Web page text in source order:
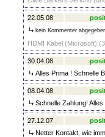
22.05.08
kein Kommenter
HDMI Kabel (Microsoft)
30.04.08
Alles Prima ! Schnelle
08.04.08
Schnelle Zahlung!
27.12.07
Netter Kontakt, wie